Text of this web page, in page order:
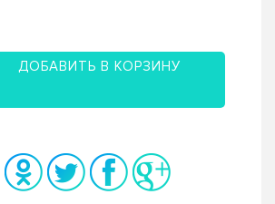
ДОБАВИТЬ В КОРЗИНУ